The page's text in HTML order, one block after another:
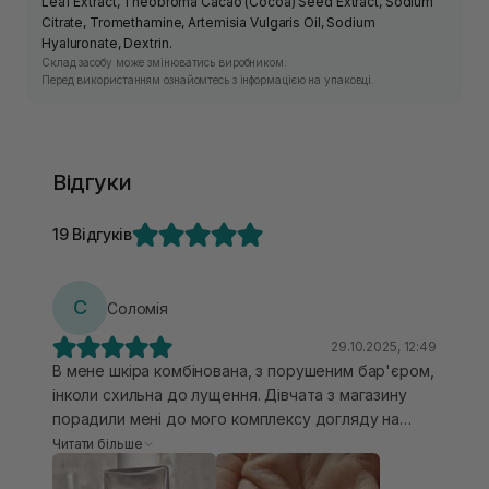
Citrate, Tromethamine, Artemisia Vulgaris Oil, Sodium
Hyaluronate, Dextrin.
Склад засобу може змінюватись виробником.
Перед використанням ознайомтесь з інформацією на упаковці.
Відгуки
19 Відгуків
С Соломія
29.10.2025, 12:49
В мене шкіра комбінована, з порушеним бар'єром,
інколи схильна до лущення. Дівчата з магазину
порадили мені до мого комплексу догляду на
літню пору цей тонер, я ним дуже задоволена,
після вмивання відчуваю трішки стягнення шкіри
Читати більше